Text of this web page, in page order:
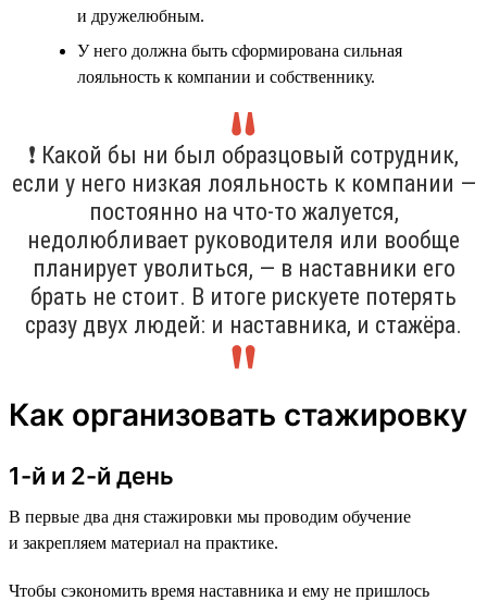
и дружелюбным.
У него должна быть сформирована сильная
лояльность к компании и собственнику.
❗ Какой бы ни был образцовый сотрудник,
если у него низкая лояльность к компании —
постоянно на что-то жалуется,
недолюбливает руководителя или вообще
планирует уволиться, — в наставники его
брать не стоит. В итоге рискуете потерять
сразу двух людей: и наставника, и стажёра.
Как организовать стажировку
1-й и 2-й день
В первые два дня стажировки мы проводим обучение
и закрепляем материал на практике.
Чтобы сэкономить время наставника и ему не пришлось